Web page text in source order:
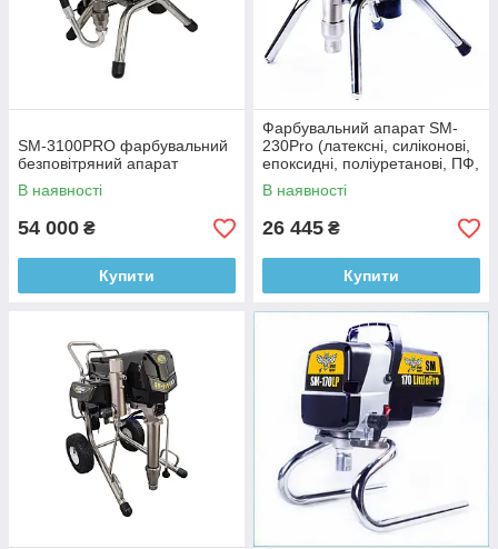
SM-3100PRO фарбувальний
безповітряний апарат
В наявності
54 000 ₴
Купити
Фарбувальний апарат SM-
230Pro (латексні, силіконові,
епоксидні, поліуретанові, ПФ,
ГФ)
В наявності
26 445 ₴
Купити